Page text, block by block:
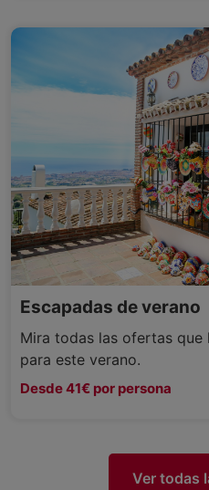
Escapadas de verano
Mira todas las ofertas
para este verano.
Desde 41€ por persona
Ver todas